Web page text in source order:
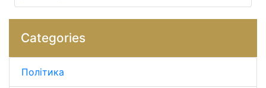
Categories
Політика